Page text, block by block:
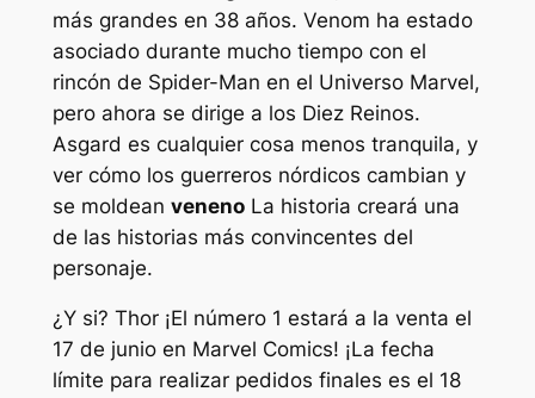
más grandes en 38 años. Venom ha estado
asociado durante mucho tiempo con el
rincón de Spider-Man en el Universo Marvel,
pero ahora se dirige a los Diez Reinos.
Asgard es cualquier cosa menos tranquila, y
ver cómo los guerreros nórdicos cambian y
se moldean venenoLa historia creará una
de las historias más convincentes del
personaje.
¿Y si? Thor¡El número 1 estará a la venta el
17 de junio en Marvel Comics! ¡La fecha
límite para realizar pedidos finales es el 18